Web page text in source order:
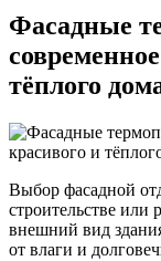
Фасадные
тёплого
Выбор фасадной
строительстве или
внешний вид
от влаги и